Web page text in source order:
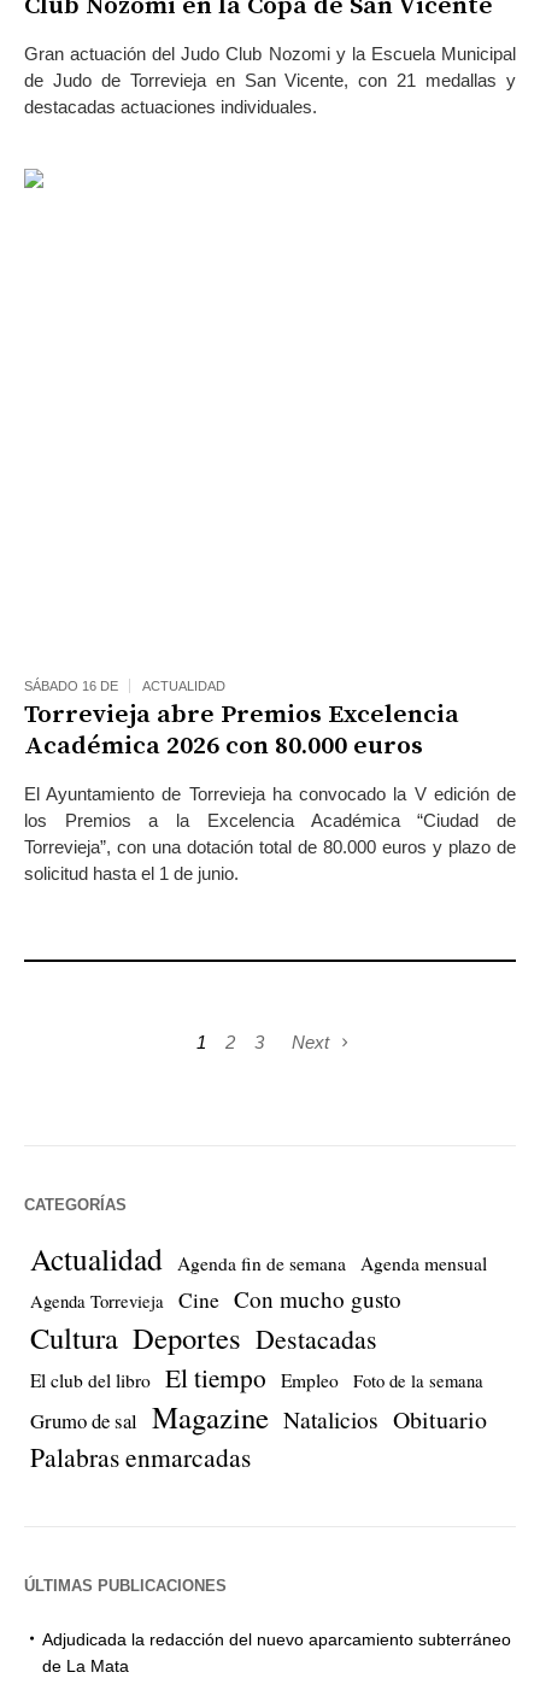
Gran actuación del Judo Club Nozomi y la Escuela Municipal
de Judo de Torrevieja en San Vicente, con 21 medallas y
destacadas actuaciones individuales.
SÁBADO 16 DE ACTUALIDAD
Torrevieja abre Premios Excelencia
Académica 2026 con 80.000 euros
El Ayuntamiento de Torrevieja ha convocado la V edición de
los Premios a la Excelencia Académica “Ciudad de
Torrevieja”, con una dotación total de 80.000 euros y plazo de
solicitud hasta el 1 de junio.
1 2 3 Next
CATEGORÍAS
Actualidad Agenda fin de semana Agenda mensual
Agenda Torrevieja Cine Con mucho gusto
Cultura Deportes Destacadas
El club del libro El tiempo Empleo Foto de la semana
Grumo de sal Magazine Natalicios Obituario
Palabras enmarcadas
ÚLTIMAS PUBLICACIONES
Adjudicada la redacción del nuevo aparcamiento subterráneo
de La Mata